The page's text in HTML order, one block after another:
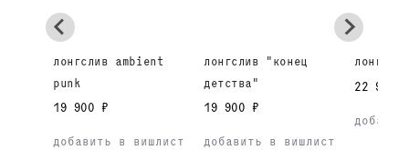
лонгслив ambient
punk
19 900 ₽
добавить в вишлист
лонгслив "конец
детства"
19 900 ₽
добавить в вишлист
22 900 ₽